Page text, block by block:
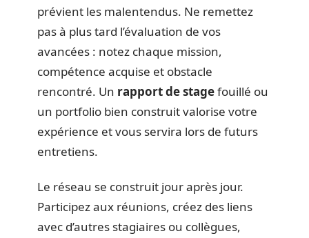
prévient les malentendus. Ne remettez
pas à plus tard l’évaluation de vos
avancées : notez chaque mission,
compétence acquise et obstacle
rencontré. Un rapport de stagefouillé ou
un portfolio bien construit valorise votre
expérience et vous servira lors de futurs
entretiens.
Le réseau se construit jour après jour.
Participez aux réunions, créez des liens
avec d’autres stagiaires ou collègues,